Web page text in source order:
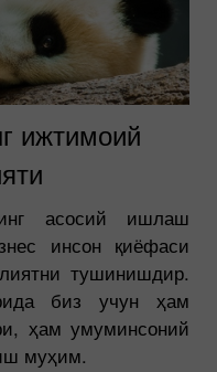
ижтимоий
асосий ишлаш
инсон қиёфаси
тушинишдир.
биз учун ҳам
ҳам умуминсоний
муҳим.